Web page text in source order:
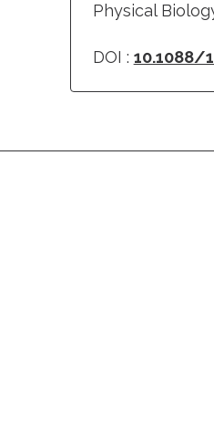
Physical
DOI : 10.1088/